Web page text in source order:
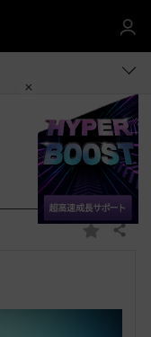
お 共有する